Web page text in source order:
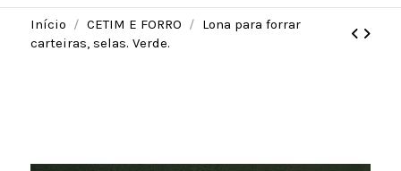
Início CETIM E FORRO
Lona para forrar
carteiras, selas. Verde.